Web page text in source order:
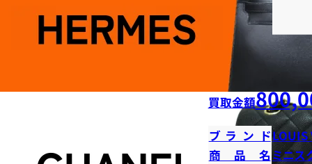
買取金額
ブランドLOUIS
商品名ミニス